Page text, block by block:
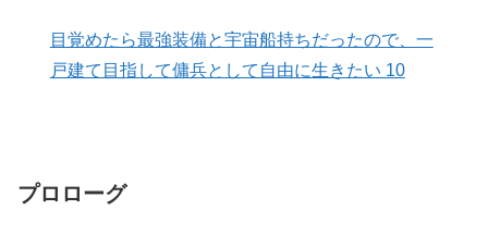
目覚めたら最強装備と宇宙船持ちだったので、一
戸建て目指して傭兵として自由に生きたい 10
プロローグ